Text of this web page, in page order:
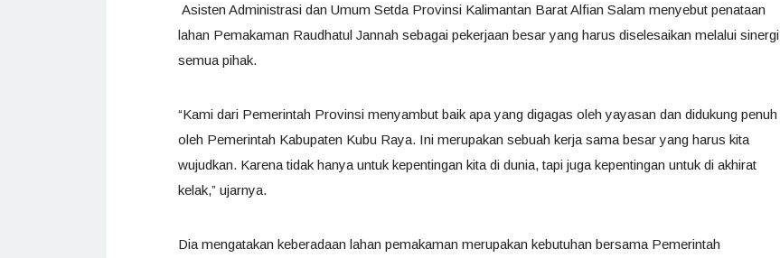
Asisten Administrasi dan Umum Setda Provinsi Kalimantan Barat Alfian Salam menyebut penataan
lahan Pemakaman Raudhatul Jannah sebagai pekerjaan besar yang harus diselesaikan melalui sinergi
semua pihak.
“Kami dari Pemerintah Provinsi menyambut baik apa yang digagas oleh yayasan dan didukung penuh
oleh Pemerintah Kabupaten Kubu Raya. Ini merupakan sebuah kerja sama besar yang harus kita
wujudkan. Karena tidak hanya untuk kepentingan kita di dunia, tapi juga kepentingan untuk di akhirat
kelak,” ujarnya.
Dia mengatakan keberadaan lahan pemakaman merupakan kebutuhan bersama Pemerintah